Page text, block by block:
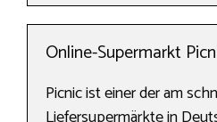
Online-Supermarkt
Picnic ist einer der am